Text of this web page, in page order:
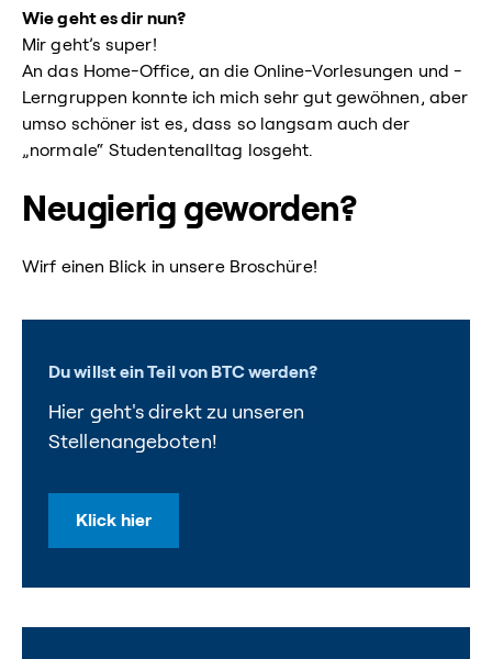
Wie geht es dir nun?
Mir geht’s super!
An das Home-Office, an die Online-Vorlesungen und -
Lerngruppen konnte ich mich sehr gut gewöhnen, aber
umso schöner ist es, dass so langsam auch der
„normale“ Studentenalltag losgeht.
Neugierig geworden?
Wirf einen Blick in unsere Broschüre!
Du willst ein Teil von BTC werden?
Hier geht's direkt zu unseren
Stellenangeboten!
Klick hier